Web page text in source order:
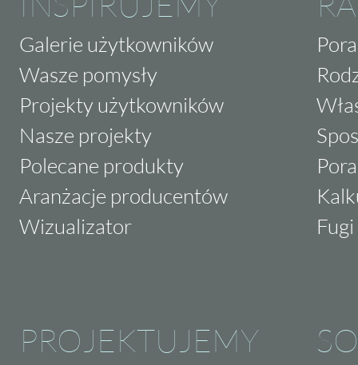
Galerie użytkowników
Wasze pomysły
Projekty użytkowników
Nasze projekty
Polecane produkty
Aranżacje producentów
Wizualizator
PROJEKTUJEMY